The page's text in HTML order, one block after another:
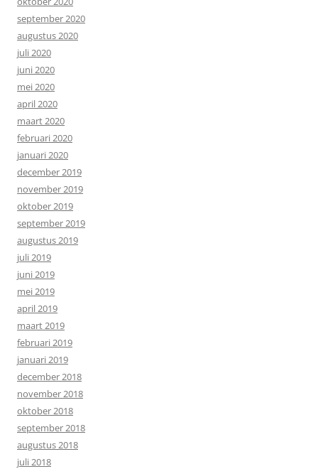
september 2020
augustus 2020
juli 2020
juni 2020
mei 2020
april 2020
maart 2020
februari 2020
januari 2020
december 2019
november 2019
oktober 2019
september 2019
augustus 2019
juli 2019
juni 2019
mei 2019
april 2019
maart 2019
februari 2019
januari 2019
december 2018
november 2018
oktober 2018
september 2018
augustus 2018
juli 2018